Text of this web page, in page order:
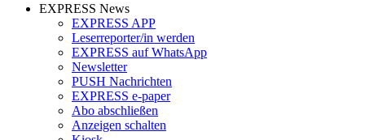
EXPRESS News
EXPRESS APP
Leserreporter/in werden
EXPRESS auf WhatsApp
Newsletter
PUSH Nachrichten
EXPRESS e-paper
Abo abschließen
Anzeigen schalten